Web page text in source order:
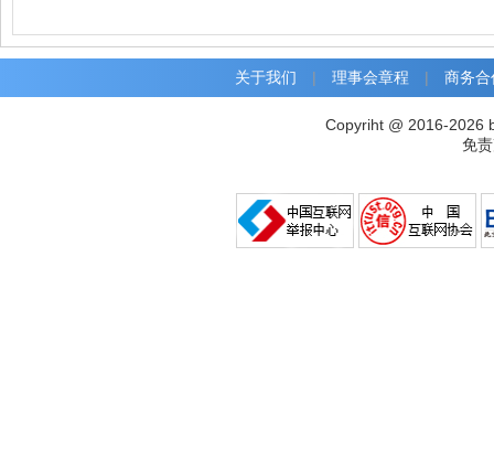
关于我们 | 理事会章程 | 商务合
Copyriht @ 2016-2026
免责